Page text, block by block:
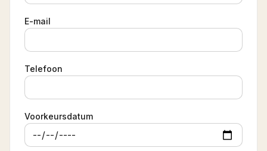
E-mail
Telefoon
Voorkeursdatum